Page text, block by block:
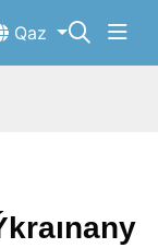
Qaz